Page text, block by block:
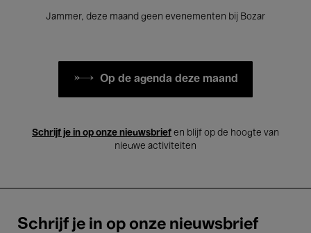
Jammer, deze maand geen evenementen bij Bozar
Op de agenda deze maand
Schrijf je in op onze nieuwsbrief en blijf op de hoogte van
nieuwe activiteiten
Schrijf je in op onze nieuwsbrief